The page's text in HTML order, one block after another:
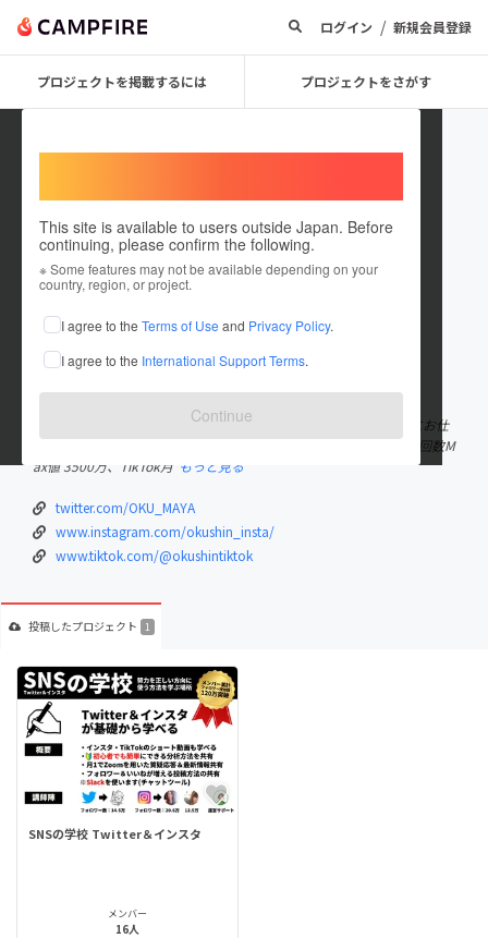
ログイン / 新規会員登録
プロジェクトを掲載するには プロジェクトをさがす
This site is available to users outside Japan. Before
continuing, please confirm the following.
※ Some features may not be available depending on your
country, region, or project.
I agree to the Terms of Use and Privacy Policy.
I agree to the International Support Terms.
Continue
okushin_campfire
これまでに2回支援して1件のプロジェクトを投稿しています
在住国：日本 現在地：未設定
出身国：日本 出身地：未設定
趣味はデータ分析とサウナ。SNSを活用し、採用営業広報を中心にお仕
事をしています。SNS累計フォロワー数 80000、Twitter月間表示回数M
ax値 3500万、TikTok月 もっと見る
twitter.com/OKU_MAYA
www.instagram.com/okushin_insta/
www.tiktok.com/@okushintiktok
投稿したプロジェクト 1
SNSの学校 Twitter＆インスタ
メンバー
16人